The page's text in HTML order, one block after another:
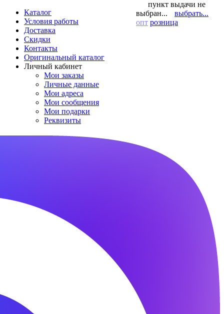
Каталог
Условия работы
Доставка
Скидки
Контакты
Оригинальный каталог
Личный кабинет
Мои заказы
Личные данные
Мои адреса
Мои сообщения
Мои подарки
Реквизиты
пункт выдачи не
выбран...
выбрать...
опт розница